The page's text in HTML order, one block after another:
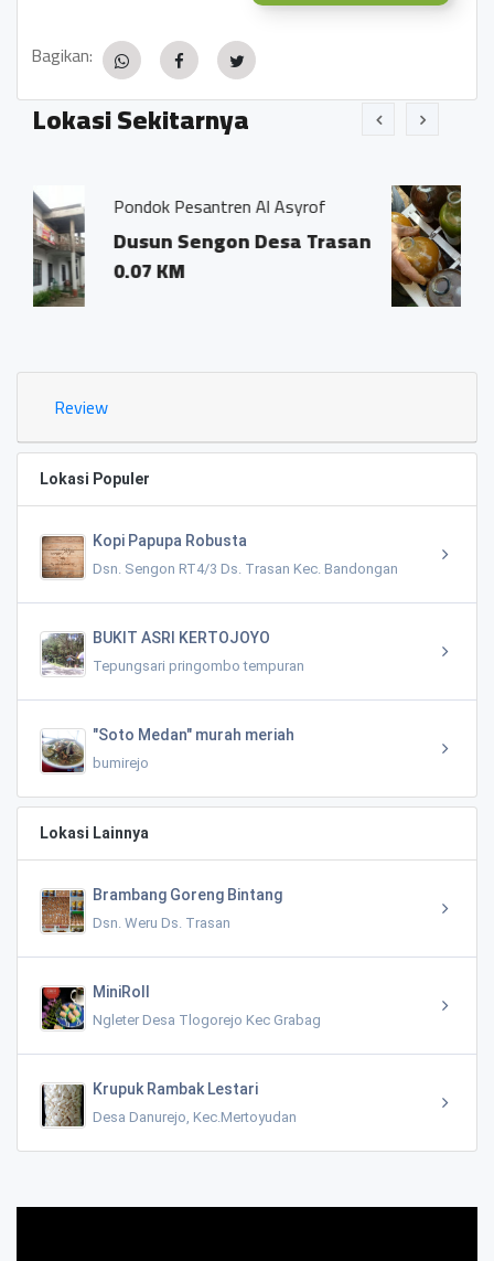
Bagikan:
Lokasi Sekitarnya
Al Asyrof
Desa Trasan
Jamu
Dsn. Sengon
Trasan Kec.
0.03 KM
Review
Lokasi Populer
Kopi Papupa Robusta
Dsn. Sengon RT4/3 Ds. Trasan Kec. Bandongan
BUKIT ASRI KERTOJOYO
Tepungsari pringombo tempuran
"Soto Medan" murah meriah
bumirejo
Lokasi Lainnya
Brambang Goreng Bintang
Dsn. Weru Ds. Trasan
MiniRoll
Ngleter Desa Tlogorejo Kec Grabag
Krupuk Rambak Lestari
Desa Danurejo, Kec.Mertoyudan